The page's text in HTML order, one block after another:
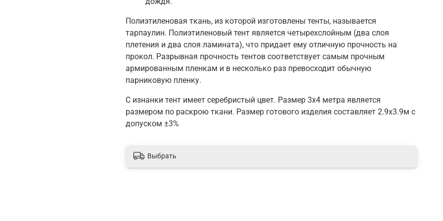
Полиэтиленовая ткань, из которой изготовлены тенты, называется
тарпаулин. Полиэтиленовый тент является четырехслойным (два слоя
плетения и два слоя ламината), что придает ему отличную прочность на
прокол. Разрывная прочность тентов соответствует самым прочным
армированным пленкам и в несколько раз превосходит обычную
парниковую пленку.
С изнанки тент имеет серебристый цвет. Размер 3х4 метра является
размером по раскрою ткани. Размер готового изделия составляет 2.9х3.9м с
допуском ±3%
Выбрать